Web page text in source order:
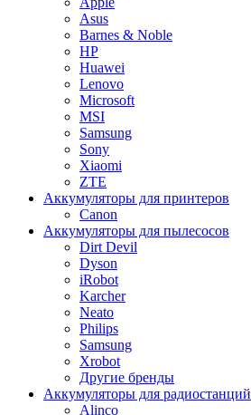
Asus
Barnes & Noble
HP
Huawei
Lenovo
Microsoft
MSI
Samsung
Sony
Xiaomi
ZTE
Аккумуляторы для принтеров
Canon
Аккумуляторы для пылесосов
Dirt Devil
Dyson
iRobot
Karcher
Neato
Philips
Samsung
Xrobot
Другие бренды
Аккумуляторы для радиостанций
Alinco